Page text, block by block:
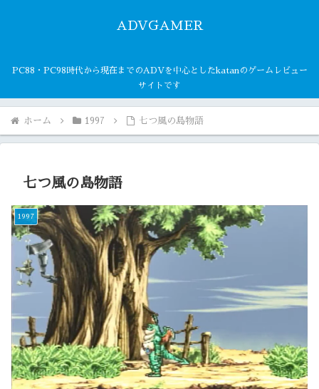
ADVGAMER
PC88・PC98時代から現在までのADVを中心としたkatanのゲームレビュー
サイトです
ホーム 1997 七つ風の島物語
七つ風の島物語
1997